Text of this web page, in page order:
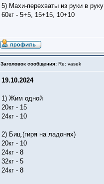
5) Махи-перехваты из руки в руку
60кг - 5+5, 15+15, 10+10
Заголовок сообщения: Re: vasek
19.10.2024
1) Жим одной
20кг - 15
24кг - 10
2) Биц.(гиря на ладонях)
20кг - 10
24кг - 8
32кг - 5
24кг - 8